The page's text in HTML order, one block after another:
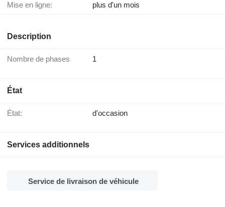
Mise en ligne: plus d'un mois
Description
Nombre de phases 1
État
État: d'occasion
Services additionnels
Service de livraison de véhicule